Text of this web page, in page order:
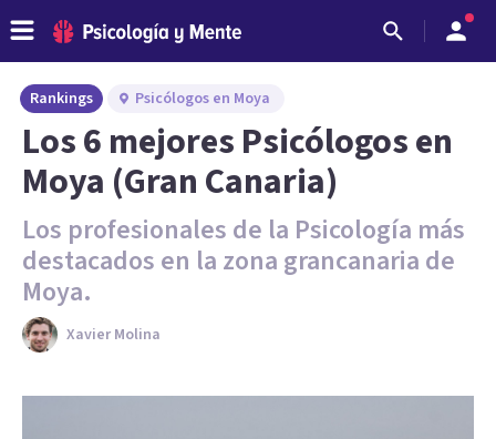
Rankings Psicólogos en Moya
Los 6 mejores Psicólogos en
Moya (Gran Canaria)
Los profesionales de la Psicología más
destacados en la zona grancanaria de
Moya.
Xavier Molina